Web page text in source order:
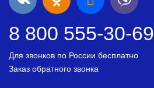
8 800 555-30-69
Для звонков по России бесплатно
Заказ обратного звонка